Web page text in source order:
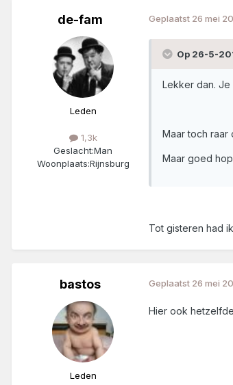
de-fam
Leden
1,3k
Geslacht:Man
Woonplaats:Rijnsburg
Geplaatst 26 mei
Op 26-5-
Lekker dan.
Maar toch raar
Maar goed
Tot gisteren had
bastos
Leden
Geplaatst 26 mei
Hier ook